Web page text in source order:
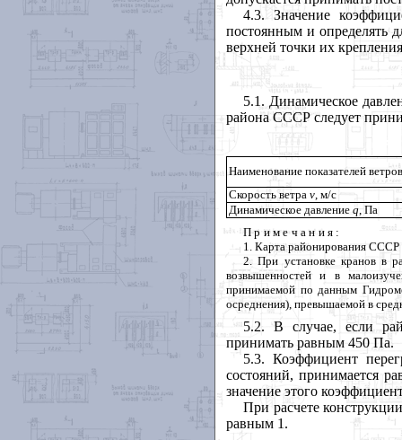
4.3. Значение
постоянным и определять
верхней точки их
5.1. Динамическое
района СССР следует
Наименование показателей
Скорость ветра v, м/с
Динамическое давление q, Па
Примечания :
1. Карта районирования СССР
2. При установке кранов в
возвышенностей и в
принимаемой по данным
осреднения), превышаемой в
5.2. В случае, если
принимать равным 450 Па.
5.3. Коэффициент
состояний, принимается
значение этого
При расчете
равным 1.